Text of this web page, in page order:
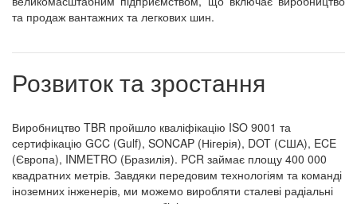
та продаж вантажних та легкових шин.
Розвиток та зростання
Виробництво TBR пройшло кваліфікацію ISO 9001 та
сертифікацію GCC (Gulf), SONCAP (Нігерія), DOT (США), ECE
(Європа), INMETRO (Бразилія). PCR займає площу 400 000
квадратних метрів. Завдяки передовим технологіям та команді
іноземних інженерів, ми можемо виробляти сталеві радіальні